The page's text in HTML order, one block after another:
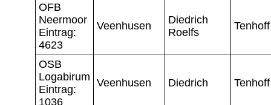
OFB
Neermoor
Eintrag:
4623
Veenhusen
Diedrich
Roelfs
Tenhoff
OSB
Logabirum
Eintrag:
1036
Veenhusen Diedrich Tenhoff